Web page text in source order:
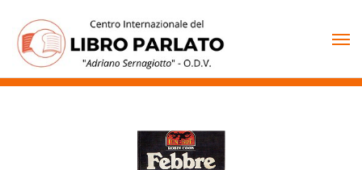
contenuto